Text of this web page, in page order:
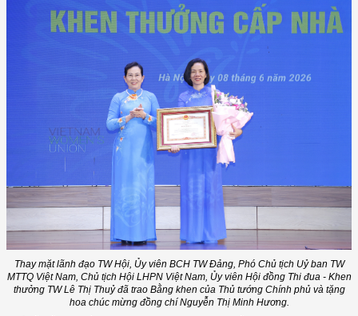
Thay mặt lãnh đạo TW Hội, Ủy viên BCH TW Đảng, Phó Chủ tịch Uỷ ban TW
MTTQ Việt Nam, Chủ tịch Hội LHPN Việt Nam, Ủy viên Hội đồng Thi đua - Khen
thưởng TW Lê Thị Thuỷ đã trao Bằng khen của Thủ tướng Chính phủ và tặng
hoa chúc mừng đồng chí Nguyễn Thị Minh Hương.